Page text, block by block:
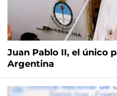
Juan Pablo II, el único
Argentina